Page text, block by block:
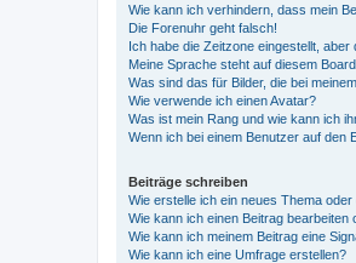
Wie kann ich verhindern, dass mein
Die Forenuhr geht falsch!
Ich habe die Zeitzone eingestellt,
Meine Sprache steht auf diesem
Was sind das für Bilder, die bei
Wie verwende ich einen Avatar?
Was ist mein Rang und wie kann ich
Wenn ich bei einem Benutzer auf den
Beiträge schreiben
Wie erstelle ich ein neues Thema oder
Wie kann ich einen Beitrag bearbeiten
Wie kann ich meinem Beitrag eine
Wie kann ich eine Umfrage erstellen?